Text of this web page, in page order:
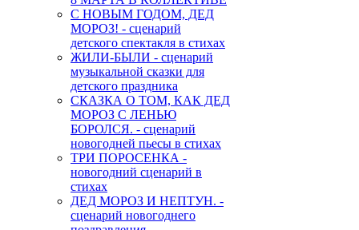
С НОВЫМ ГОДОМ, ДЕД
МОРОЗ! - сценарий
детского спектакля в стихах
ЖИЛИ-БЫЛИ - сценарий
музыкальной сказки для
детского праздника
СКАЗКА О ТОМ, КАК ДЕД
МОРОЗ С ЛЕНЬЮ
БОРОЛСЯ. - сценарий
новогодней пьесы в стихах
ТРИ ПОРОСЕНКА -
новогодний сценарий в
стихах
ДЕД МОРОЗ И НЕПТУН. -
сценарий новогоднего